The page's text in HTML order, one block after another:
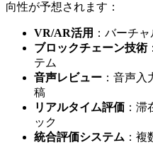
向性が予想されます：
VR/AR活用 ：バーチ
ブロックチェーン技術
テム
音声レビュー ：音声
稿
リアルタイム評価 ：
ック
統合評価システム ：